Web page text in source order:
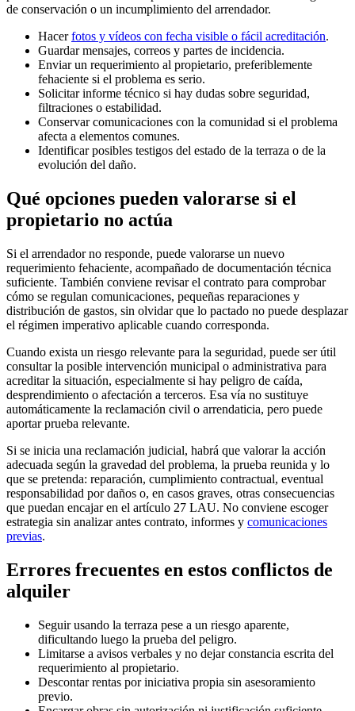
de conservación o un incumplimiento del arrendador.
Hacerfotos y vídeos con fecha visible o fácil acreditación.
Guardar mensajes, correos y partes de incidencia.
Enviar un requerimiento al propietario, preferiblemente
fehaciente si el problema es serio.
Solicitar informe técnico si hay dudas sobre seguridad,
filtraciones o estabilidad.
Conservar comunicaciones con la comunidad si el problema
afecta a elementos comunes.
Identificar posibles testigos del estado de la terraza o de la
evolución del daño.
Qué opciones pueden valorarse si el
propietario no actúa
Si el arrendador no responde, puede valorarse un nuevo
requerimiento fehaciente, acompañado de documentación técnica
suficiente. También conviene revisar el contrato para comprobar
cómo se regulan comunicaciones, pequeñas reparaciones y
distribución de gastos, sin olvidar que lo pactado no puede desplazar
el régimen imperativo aplicable cuando corresponda.
Cuando exista un riesgo relevante para la seguridad, puede ser útil
consultar la posible intervención municipal o administrativa para
acreditar la situación, especialmente si hay peligro de caída,
desprendimiento o afectación a terceros. Esa vía no sustituye
automáticamente la reclamación civil o arrendaticia, pero puede
aportar prueba relevante.
Si se inicia una reclamación judicial, habrá que valorar la acción
adecuada según la gravedad del problema, la prueba reunida y lo
que se pretenda: reparación, cumplimiento contractual, eventual
responsabilidad por daños o, en casos graves, otras consecuencias
que puedan encajar en el artículo 27 LAU. No conviene escoger
estrategia sin analizar antes contrato, informes y comunicaciones
previas.
Errores frecuentes en estos conflictos de
alquiler
Seguir usando la terraza pese a un riesgo aparente,
dificultando luego la prueba del peligro.
Limitarse a avisos verbales y no dejar constancia escrita del
requerimiento al propietario.
Descontar rentas por iniciativa propia sin asesoramiento
previo.